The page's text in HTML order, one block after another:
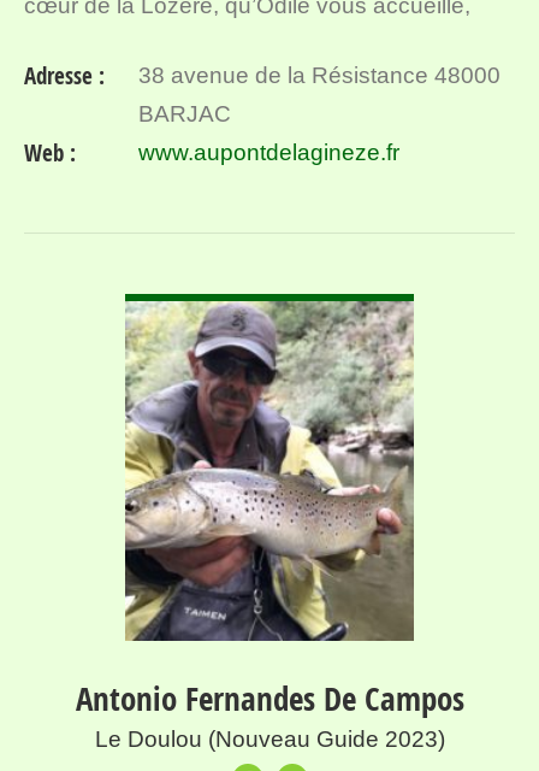
cœur de la Lozère, qu’Odile vous accueille,
table d…
Adresse :
38 avenue de la Résistance 48000
BARJAC
Web : www.aupontdelagineze.fr
Antonio Fernandes De Campos
Le Doulou (Nouveau Guide 2023)